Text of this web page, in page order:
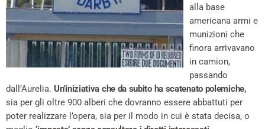
alla base
americana armi e
munizioni che
finora arrivavano
in camion,
passando
dall’Aurelia. Un’iniziativa che da subito ha scatenato polemiche,
sia per gli oltre 900 alberi che dovranno essere abbattuti per
poter realizzare l’opera, sia per il modo in cui è stata decisa, o